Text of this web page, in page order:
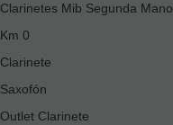
Clarinetes Mib Segunda Mano
Km 0
Clarinete
Saxofón
Outlet Clarinete